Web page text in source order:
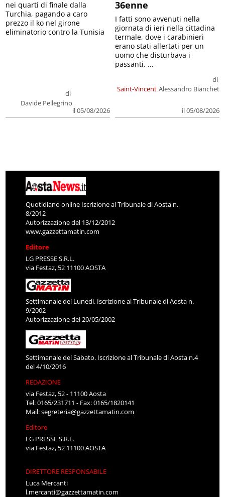
di
Davide Pellegrino
il 05/08/2026
nei quarti di finale dalla
Turchia, pagando a caro
prezzo il ko nel girone
eliminatorio contro la Tunisia
36enne
Saint-Vincent
di
Alessandro Bianchet
il 05/08/2026
I fatti sono avvenuti nella
giornata di ieri nella cittadina
termale, dove i carabinieri
erano stati allertati per un
uomo che disturbava i
passanti. ...
Quotidiano online Iscrizione al Tribunale di Aosta n.
8/2012
Autorizzazione del 13/12/2012
www.gazzettamatin.com
Editore
LG PRESSE S.R.L.
via Festaz, 52 11100 AOSTA
Settimanale del Lunedì. Iscrizione al Tribunale di Aosta n.
9/2002
Autorizzazione del 20/05/2002
Settimanale del Sabato. Iscrizione al Tribunale di Aosta n.4
del 4/10/2016
REDAZIONE
via Festaz, 52 - 11100 Aosta
Tel: 0165/231711 - Fax: 0165/1820141
Mail:segreteria@gazzettamatin.com
Editore
LG PRESSE S.R.L.
via Festaz, 52 11100 AOSTA
DIRETTORE RESPONSABILE
Luca Mercanti
l.mercanti@gazzettamatin.com